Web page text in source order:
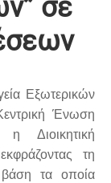
σε
Εξωτερικών
Ένωση
η Διοικητική
τη
βάση τα οποία